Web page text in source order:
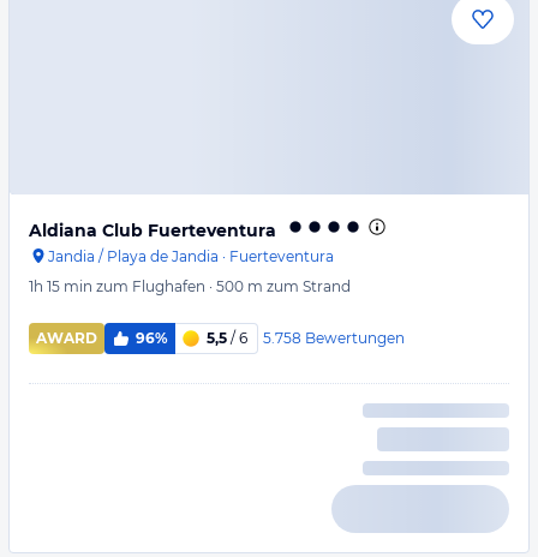
Aldiana Club Fuerteventura
Jandia / Playa de Jandia · Fuerteventura
1h 15 min zum Flughafen · 500 m zum Strand
AWARD 96% 5,5 / 6 5.758 Bewertungen